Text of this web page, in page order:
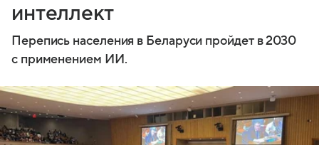
интеллект
Перепись населения в Беларуси пройдет в 2030
с применением ИИ.